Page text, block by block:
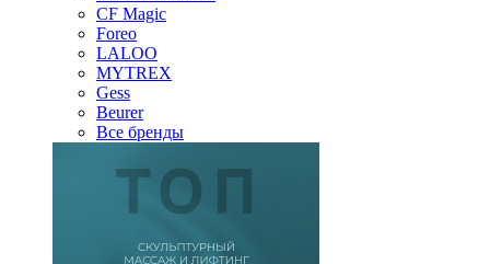
CF Magic
Foreo
LALOO
MYTREX
Gess
Beurer
Все бренды